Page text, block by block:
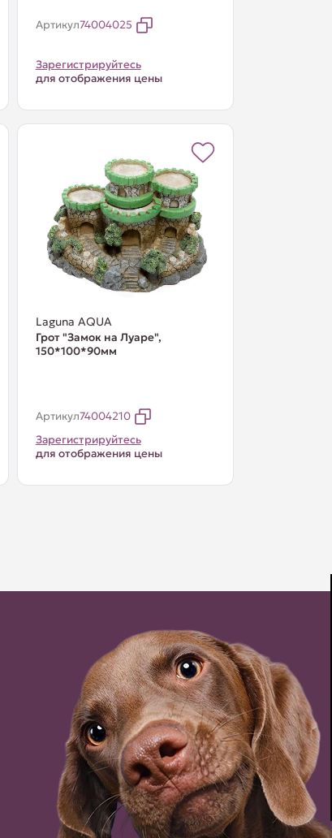
Артикул74004025
Зарегистрируйтесь
для отображения цены
Laguna AQUA
Грот "Замок на Луаре",
150*100*90мм
Артикул74004210
Зарегистрируйтесь
для отображения цены